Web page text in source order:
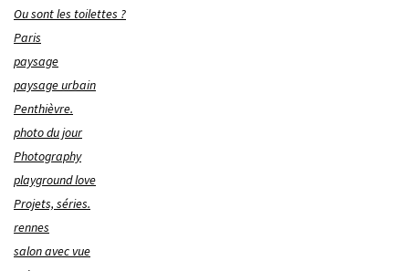
Ou sont les toilettes ?
Paris
paysage
paysage urbain
Penthièvre.
photo du jour
Photography
playground love
Projets, séries.
rennes
salon avec vue